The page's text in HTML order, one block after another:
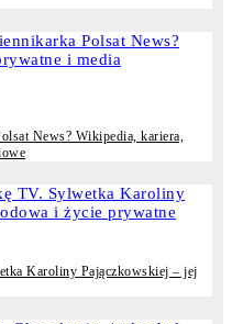
News? Wikipedia, kariera,
Karoliny Pajączkowskiej – jej